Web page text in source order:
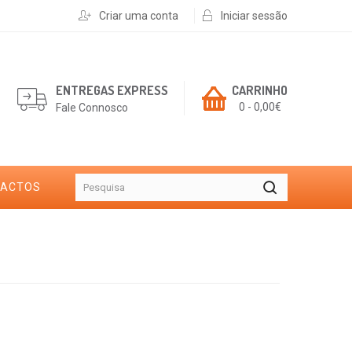
Criar uma conta Iniciar sessão
CARRINHO
0 - 0,00€
ENTREGAS EXPRESS
Fale Connosco